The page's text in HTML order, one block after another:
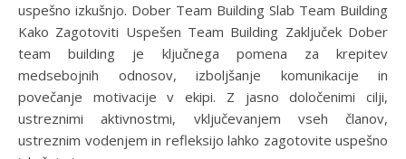
uspešno izkušnjo. Dober Team Building Slab Team Building
Kako Zagotoviti Uspešen Team Building Zaključek Dober
team building je ključnega pomena za krepitev
medsebojnih odnosov, izboljšanje komunikacije in
povečanje motivacije v ekipi. Z jasno določenimi cilji,
ustreznimi aktivnostmi, vključevanjem vseh članov,
ustreznim vodenjem in refleksijo lahko zagotovite uspešno